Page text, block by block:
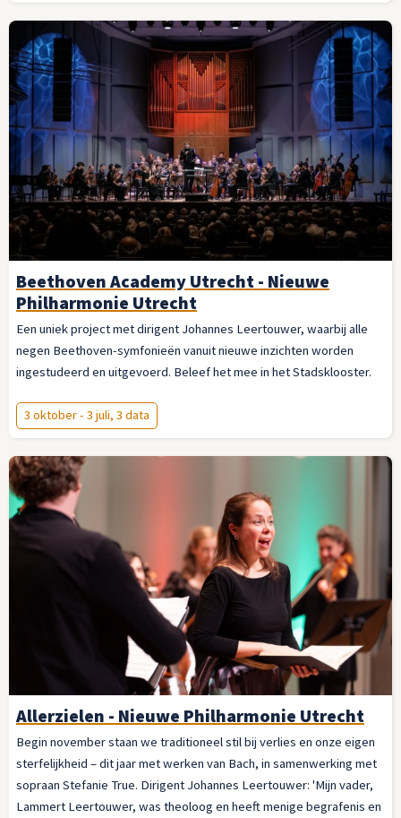
Beethoven Academy Utrecht - Nieuwe
Philharmonie Utrecht
Een uniek project met dirigent Johannes Leertouwer, waarbij alle
negen Beethoven-symfonieën vanuit nieuwe inzichten worden
ingestudeerd en uitgevoerd. Beleef het mee in het Stadsklooster.
3 oktober - 3 juli, 3 data
Allerzielen - Nieuwe Philharmonie Utrecht
Begin november staan we traditioneel stil bij verlies en onze eigen
sterfelijkheid – dit jaar met werken van Bach, in samenwerking met
sopraan Stefanie True. Dirigent Johannes Leertouwer: 'Mijn vader,
Lammert Leertouwer, was theoloog en heeft menige begrafenis en